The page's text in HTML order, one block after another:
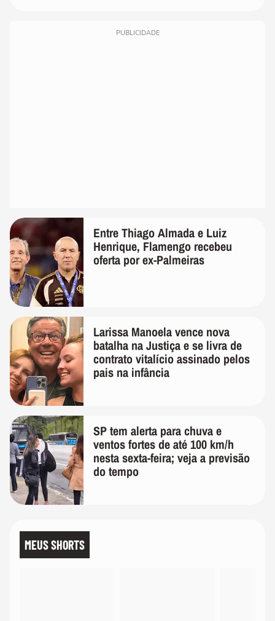
PUBLICIDADE
Entre Thiago Almada e Luiz
Henrique, Flamengo recebeu
oferta por ex-Palmeiras
Larissa Manoela vence nova
batalha na Justiça e se livra de
contrato vitalício assinado pelos
pais na infância
SP tem alerta para chuva e
ventos fortes de até 100 km/h
nesta sexta-feira; veja a previsão
do tempo
MEUS SHORTS